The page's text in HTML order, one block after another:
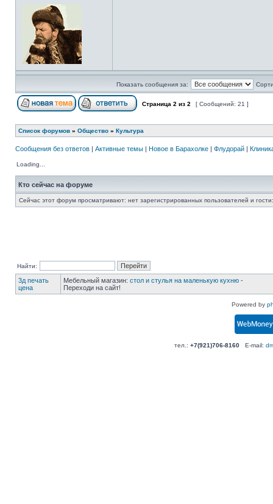
Показать сообщения за:
Страница 2 из 2 [ Сообщений: 21 ]
Список форумов » Общество » Культура
Сообщения без ответов | Активные темы | Новое в Барахолке | Флудорай |
Loading...
Кто сейчас на форуме
Сейчас этот форум просматривают: нет зарегистрированных пользователей и
Найти:
3д печать
цена
Мебельный магазин: стол и стулья на маленькую кухню -
Переходи на сайт!
Powered by
тел.: +7(921)706-8160E-mail: